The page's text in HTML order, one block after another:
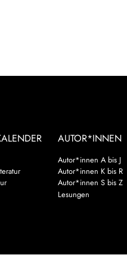
AUTOR*INNEN
Autor*innen A bis J
Autor*innen K bis R
Autor*innen S bis Z
Lesungen